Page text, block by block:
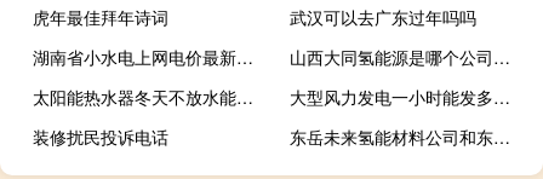
虎年最佳拜年诗词
武汉可以去广东过年吗吗
湖南省小水电上网电价最新消息
山西大同氢能源是哪个公司在做
太阳能热水器冬天不放水能冻坏吗
大型风力发电一小时能发多少度电
装修扰民投诉电话
东岳未来氢能材料公司和东岳集团有关吗